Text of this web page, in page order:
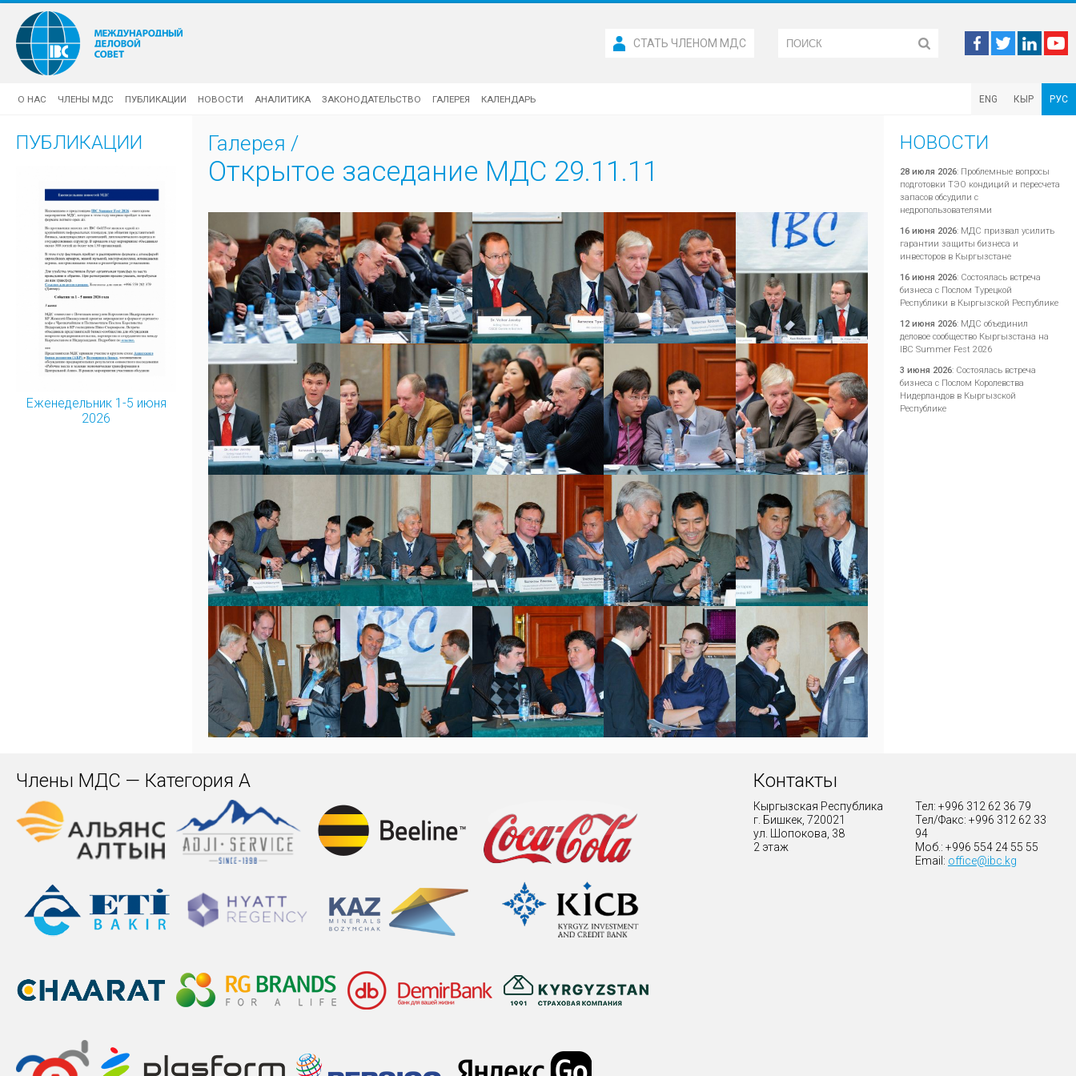
О НАС ЧЛЕНЫ МДС ПУБЛИКАЦИИ НОВОСТИ АНАЛИТИКА ЗАКОНОДАТЕЛЬСТВО ГАЛЕРЕЯ КАЛЕНДАРЬ ENG КЫР РУС
СТАТЬ ЧЛЕНОМ МДС
ПУБЛИКАЦИИ
Еженедельник 1-5 июня
2026
Галерея /
Открытое заседание МДС 29.11.11
НОВОСТИ
28 июля 2026: Проблемные вопросы
подготовки ТЭО кондиций и пересчета
запасов обсудили с
недропользователями
16 июня 2026: МДС призвал усилить
гарантии защиты бизнеса и
инвесторов в Кыргызстане
16 июня 2026: Состоялась встреча
бизнеса с Послом Турецкой
Республики в Кыргызской Республике
12 июня 2026: МДС объединил
деловое сообщество Кыргызстана на
IBC Summer Fest 2026
3 июня 2026: Состоялась встреча
бизнеса с Послом Королевства
Нидерландов в Кыргызской
Республике
Члены МДС — Категория А Контакты
Кыргызская Республика
г. Бишкек, 720021
ул. Шопокова, 38
2 этаж
Тел: +996 312 62 36 79
Тел/Факс: +996 312 62 33
94
Моб.: +996 554 24 55 55
Email: office@ibc.kg